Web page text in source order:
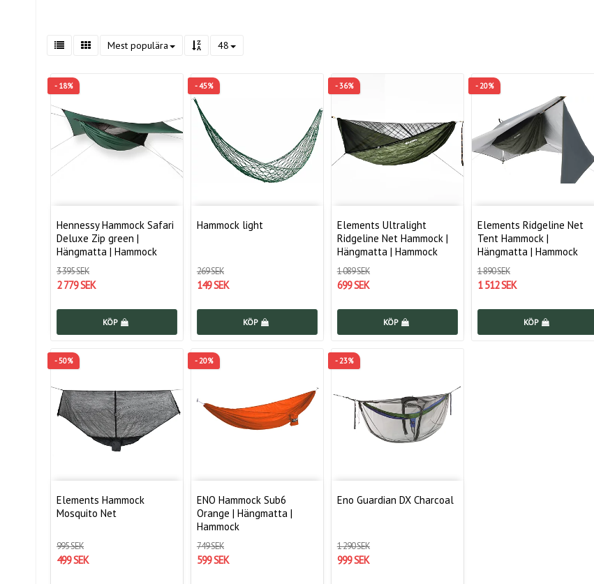
Mest populära 48
- 18%
Hennessy Hammock Safari
Deluxe Zip green |
Hängmatta | Hammock
3 395 SEK
2 779 SEK
KÖP
- 45%
Hammock light
269 SEK
149 SEK
KÖP
- 36%
Elements Ultralight
Ridgeline Net Hammock |
Hängmatta | Hammock
1 089 SEK
699 SEK
KÖP
- 20%
Elements Ridgeline Net
Tent Hammock |
Hängmatta | Hammock
1 890 SEK
1 512 SEK
KÖP
- 50%
Elements Hammock
Mosquito Net
995 SEK
499 SEK
- 20%
ENO Hammock Sub6
Orange | Hängmatta |
Hammock
749 SEK
599 SEK
- 23%
Eno Guardian DX Charcoal
1 290 SEK
999 SEK